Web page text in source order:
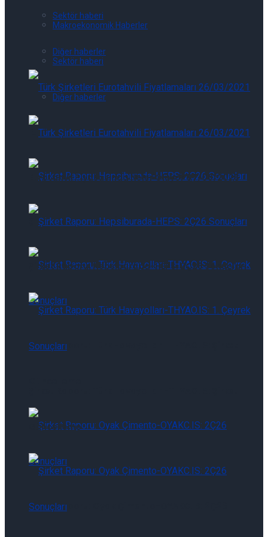
Sektör haberi
Diğer haberler
Eurotahvil Piyasasında Neler Oluyor 07/08/2026
Şirket Raporu: Hepsiburada-HEPS: 2Ç26 Sonuçları
Şirket Raporu: Türk Havayolları-THYAO.IS: Şirket
Şirket Raporu: Oyak Çimento-OYAKC.IS: 2Ç26
Makroekonomik Haberler
Sektör haberi
Diğer haberler
Eurotahvil Piyasasında Neler Oluyor 07/08/2026
Şirket Raporu: Hepsiburada-HEPS: 2Ç26 Sonuçları
Güncelleme